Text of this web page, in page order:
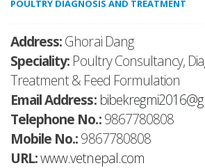
POULTRY DIAGNOSIS AND TREATMENT
Address:Ghorai Dang
Speciality: Poultry Consultancy,
Treatment & Feed Formulation
Email Address:
Telephone No.:9867780808
Mobile No.:9867780808
URL:www.vetnepal.com